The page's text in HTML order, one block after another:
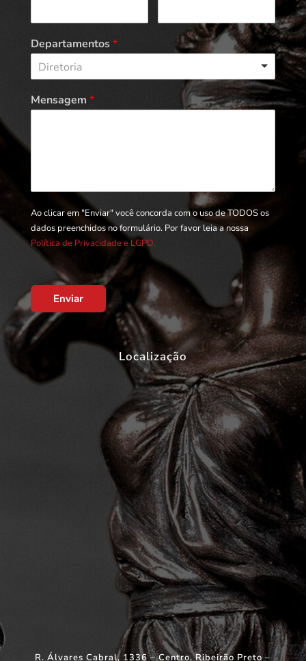
Departamentos*
Diretoria
Mensagem *
Ao clicar em "Enviar" você concorda com o uso de TODOS os
dados preenchidos no formulário. Por favor leia a nossa
Política de Privacidade e LGPD.
Enviar
Localização
R. Álvares Cabral, 1336 – Centro, Ribeirão Preto –